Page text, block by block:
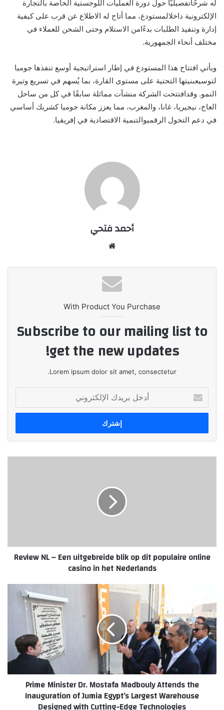
له شرحاتفصيليا حول دورة العمليات اللوجستية الخاصة بالتجارة
الإلكترونية داخلالمستودع، مما أتاح له الاطلاع عن قرب على كيفية
إدارة وتنفيذ الطلبات بدءامن الاستلام وحتى الشحن للعملاء في
مختلف أنحاء الجمهورية.
ويأتي افتتاح هذا المستودع في إطار استراتيجية أوسع تنفذها جوميا
لتوسيعبنيتها التحتية على مستوى القارة، بما يسهم في تسريع وتيرة
النمو. وقدافتتحت الشركة منشآت مماثلة سابقا في كل من ساحل
العاج، نيجيريا، غانا، والمغرب، مما يعزز مكانة جوميا كشريك أساسي
في دعم التحول الرقميوالتنمية الاقتصادية في إفريقيا.
أحمد فتحي
With Product You Purchase
Subscribe to our mailing list to
get the new updates!
Lorem ipsum dolor sit amet, consectetur.
بريدك
الإلكتروني
populaire
online
Review NL – Een uitgebreide blik op dit populaire online
casino in het Nederlands
Dr.
Mostafa
Madbouly
Attends
the
Inauguration
of
Egypt’s
Prime Minister Dr. Mostafa Madbouly Attends the
Inauguration of Jumia Egypt’s Largest Warehouse
Designed with Cutting-Edge Technologies